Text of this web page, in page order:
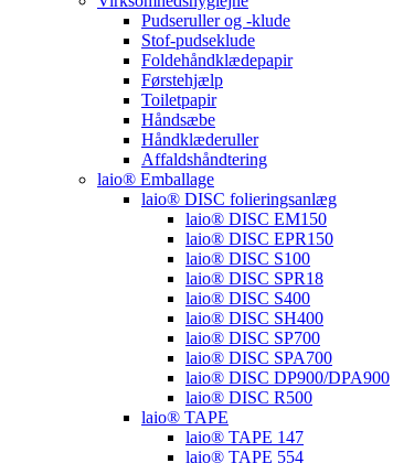
Pudseruller og -klude
Stof-pudseklude
Foldehåndklædepapir
Førstehjælp
Toiletpapir
Håndsæbe
Håndklæderuller
Affaldshåndtering
laio® Emballage
laio® DISC folieringsanlæg
laio® DISC EM150
laio® DISC EPR150
laio® DISC S100
laio® DISC SPR18
laio® DISC S400
laio® DISC SH400
laio® DISC SP700
laio® DISC SPA700
laio® DISC DP900/DPA900
laio® DISC R500
laio® TAPE
laio® TAPE 147
laio® TAPE 554